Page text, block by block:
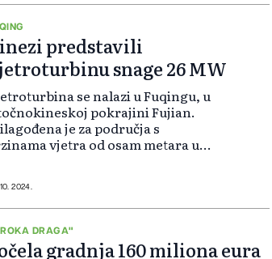
a vjetar nije toliko...
predstavili
snage 26 MW
se nalazi u Fuqingu, u
pokrajini Fujian.
je za područja s
vjetra od osam metara u
brzine vjetrova od čak...
2024.
DRAGA"
gradnja 160 miliona eura